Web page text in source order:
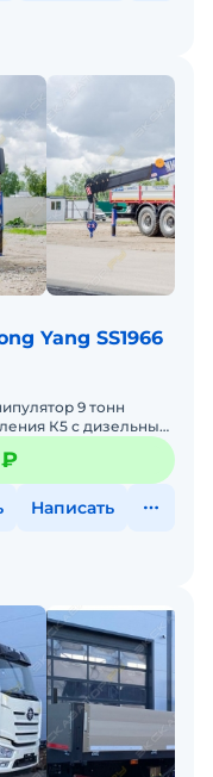
Yang SS1966
9 тонн
К5 с дизельным
(482
Написать